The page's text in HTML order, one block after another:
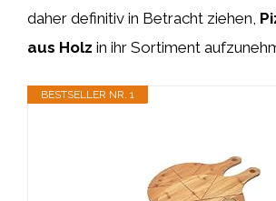
daher definitiv in Betracht ziehen,
aus Holz in ihr Sortiment
BESTSELLER NR. 1